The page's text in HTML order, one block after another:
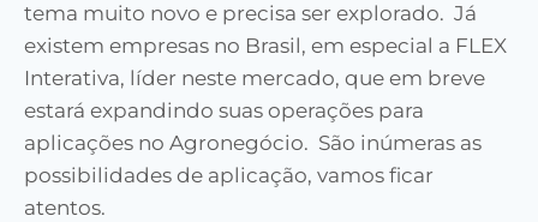
tema muito novo e precisa ser explorado. Já
existem empresas no Brasil, em especial a FLEX
Interativa, líder neste mercado, que em breve
estará expandindo suas operações para
aplicações no Agronegócio. São inúmeras as
possibilidades de aplicação, vamos ficar
atentos.